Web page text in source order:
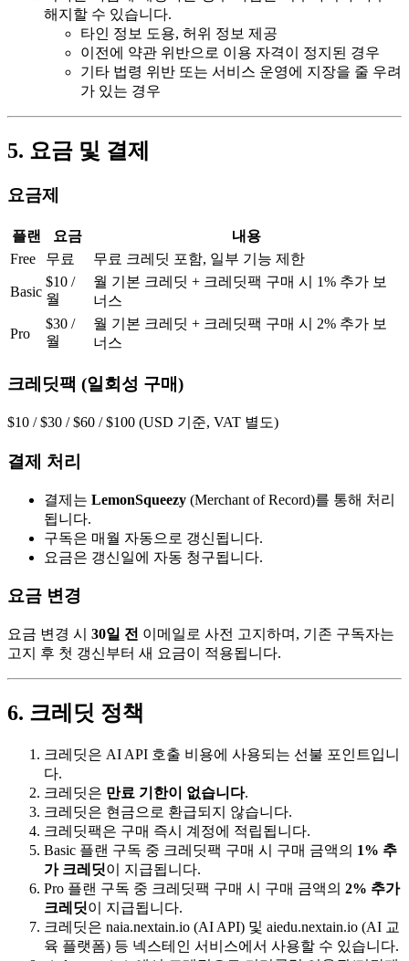
해지할 수 있습니다.
타인 정보 도용, 허위 정보 제공
이전에 약관 위반으로 이용 자격이 정지된 경우
기타 법령 위반 또는 서비스 운영에 지장을 줄 우려
가 있는 경우
5. 요금 및 결제
요금제
플랜 요금
내용
Free
무료 무료 크레딧 포함, 일부 기능 제한
Basic
$10 /
월
월 기본 크레딧 + 크레딧팩 구매 시 1% 추가 보
너스
Pro
$30 /
월
월 기본 크레딧 + 크레딧팩 구매 시 2% 추가 보
너스
크레딧팩 (일회성 구매)
$10 / $30 / $60 / $100 (USD 기준, VAT 별도)
결제 처리
결제는 LemonSqueezy (Merchant of Record)를 통해 처리
됩니다.
구독은 매월 자동으로 갱신됩니다.
요금은 갱신일에 자동 청구됩니다.
요금 변경
요금 변경 시 30일 전 이메일로 사전 고지하며, 기존 구독자는
고지 후 첫 갱신부터 새 요금이 적용됩니다.
6. 크레딧 정책
크레딧은 AI API 호출 비용에 사용되는 선불 포인트입니
다.
크레딧은 만료 기한이 없습니다.
크레딧은 현금으로 환급되지 않습니다.
크레딧팩은 구매 즉시 계정에 적립됩니다.
Basic 플랜 구독 중 크레딧팩 구매 시 구매 금액의 1% 추
가 크레딧이 지급됩니다.
Pro 플랜 구독 중 크레딧팩 구매 시 구매 금액의 2% 추가
크레딧이 지급됩니다.
크레딧은 naia.nextain.io (AI API) 및 aiedu.nextain.io (AI 교
육 플랫폼) 등 넥스테인 서비스에서 사용할 수 있습니다.